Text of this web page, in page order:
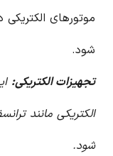
موتورهای
شود.
تجهیزات الکتریکی:
الکتریکی مانند
شود.